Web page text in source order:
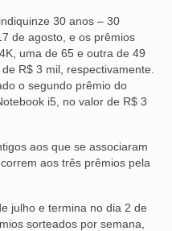
30 anos – 30
de agosto, e os prêmios
uma de 65 e outra de 49
R$ 3 mil, respectivamente.
o segundo prêmio do
i5, no valor de R$ 3
aos que se associaram
aos três prêmios pela
julho e termina no dia 2 de
sorteados por semana,